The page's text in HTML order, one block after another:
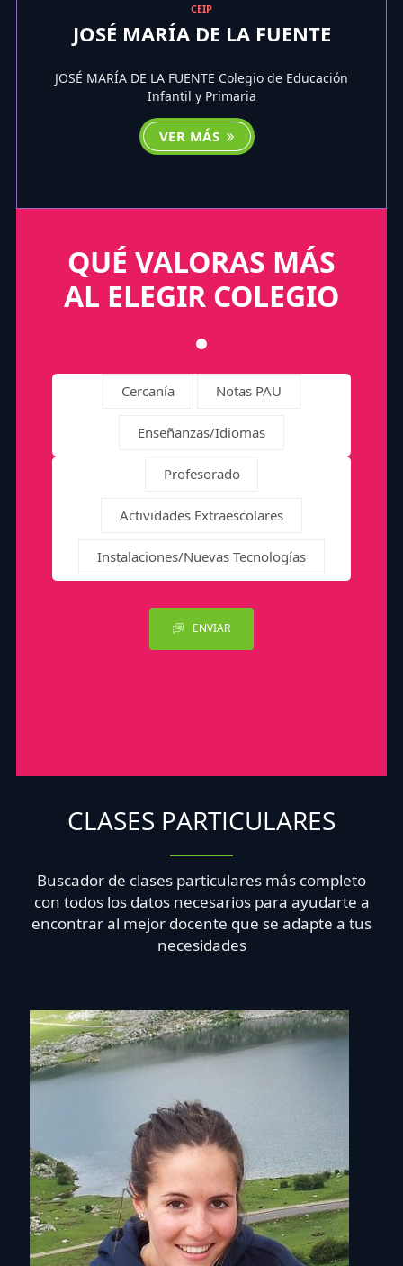
CEIP
JOSÉ MARÍA DE LA FUENTE
JOSÉ MARÍA DE LA FUENTE Colegio de Educación
Infantil y Primaria
VER MÁS
QUÉ VALORAS MÁS
AL ELEGIR COLEGIO
Cercanía Notas PAU
Enseñanzas/Idiomas
Profesorado
Actividades Extraescolares
Instalaciones/Nuevas Tecnologías
ENVIAR
CLASES PARTICULARES
Buscador de clases particulares más completo
con todos los datos necesarios para ayudarte a
encontrar al mejor docente que se adapte a tus
necesidades